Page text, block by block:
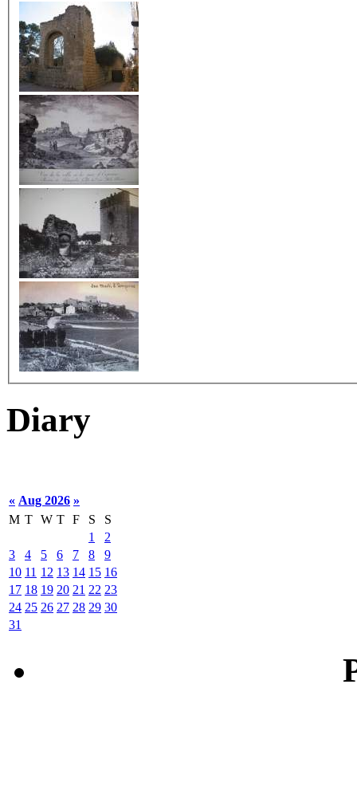
Diary
« Aug 2026 »
M T W T F S
S
1
2
3
4 5 6 7 8
9
10 11 12 13 14 15 16
17 18 19 20 21 22 23
24 25 26 27 28 29 30
31